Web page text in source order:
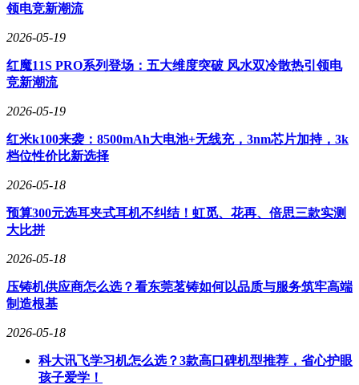
领电竞新潮流
2026-05-19
红魔11S PRO系列登场：五大维度突破 风水双冷散热引领电
竞新潮流
2026-05-19
红米k100来袭：8500mAh大电池+无线充，3nm芯片加持，3k
档位性价比新选择
2026-05-18
预算300元选耳夹式耳机不纠结！虹觅、花再、倍思三款实测
大比拼
2026-05-18
压铸机供应商怎么选？看东莞茗铸如何以品质与服务筑牢高端
制造根基
2026-05-18
科大讯飞学习机怎么选？3款高口碑机型推荐，省心护眼
孩子爱学！